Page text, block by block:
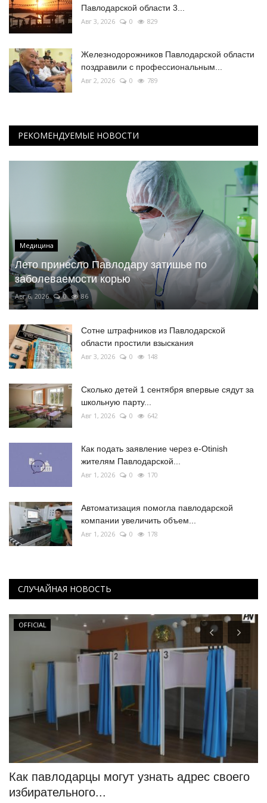
Павлодарской области 3...
Авг 3, 2026 0 829
Железнодорожников Павлодарской области
поздравили с профессиональным...
Авг 2, 2026 0 789
РЕКОМЕНДУЕМЫЕ НОВОСТИ
Медицина
Лето принесло Павлодару затишье по
заболеваемости корью
Авг 6, 2026 0 86
Сотне штрафников из Павлодарской
области простили взыскания
Авг 3, 2026 0 148
Сколько детей 1 сентября впервые сядут за
школьную парту...
Авг 1, 2026 0 642
Как подать заявление через e-Otinish
жителям Павлодарской...
Авг 1, 2026 0 170
Автоматизация помогла павлодарской
компании увеличить объем...
Авг 1, 2026 0 178
СЛУЧАЙНАЯ НОВОСТЬ
OFFICIAL
Как павлодарцы могут узнать адрес своего
избирательного...